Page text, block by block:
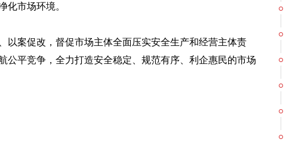
化市场环境。
以案促改，督促市场主体全面压实安全生产和经营主体责
公平竞争，全力打造安全稳定、规范有序、利企惠民的市场